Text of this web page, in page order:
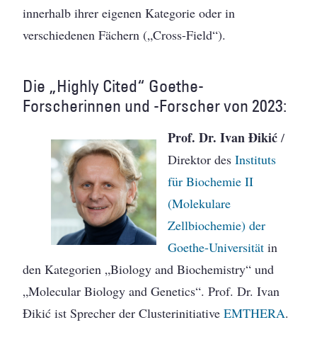
innerhalb ihrer eigenen Kategorie oder in
verschiedenen Fächern („Cross-Field“).
Die „Highly Cited“ Goethe-
Forscherinnen und -Forscher von 2023:
Prof. Dr. Ivan Đikić /
Direktor desInstituts
für Biochemie II
(Molekulare
Zellbiochemie) der
Goethe-Universität in
den Kategorien „Biology and Biochemistry“ und
„Molecular Biology and Genetics“. Prof. Dr. Ivan
Đikić ist Sprecher der ClusterinitiativeEMTHERA.